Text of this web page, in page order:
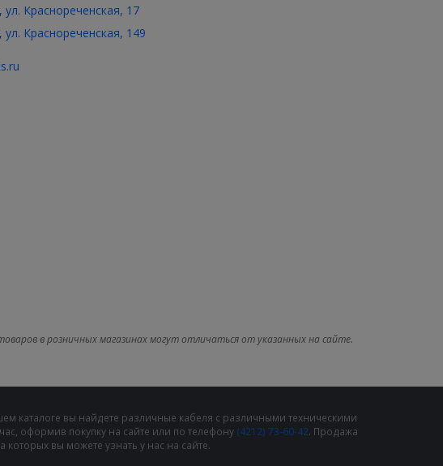
ул. Краснореченская, 17
ул. Краснореченская, 149
в розничных магазинах могут отличаться от указанных на сайте.
каталоге вы найдете различные кабеля с различными техническими
оформив покупку на сайте или по телефону (4212) 73-60-42. Продажа
вы можете узнать у нас на сайте.